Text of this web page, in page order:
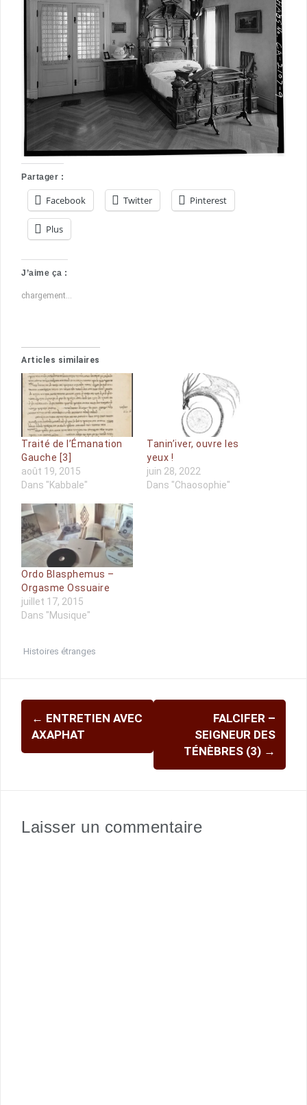
Partager :
Facebook Twitter Pinterest
Plus
J’aime ça :
chargement…
Articles similaires
Traité de l’Émanation
Gauche [3]
août 19, 2015
Dans "Kabbale"
Tanin’iver, ouvre les
yeux !
juin 28, 2022
Dans "Chaosophie"
Ordo Blasphemus –
Orgasme Ossuaire
juillet 17, 2015
Dans "Musique"
Histoires étranges
Navigation
d'article
← ENTRETIEN AVEC
AXAPHAT
FALCIFER –
SEIGNEUR DES
TÉNÈBRES (3) →
Laisser un commentaire